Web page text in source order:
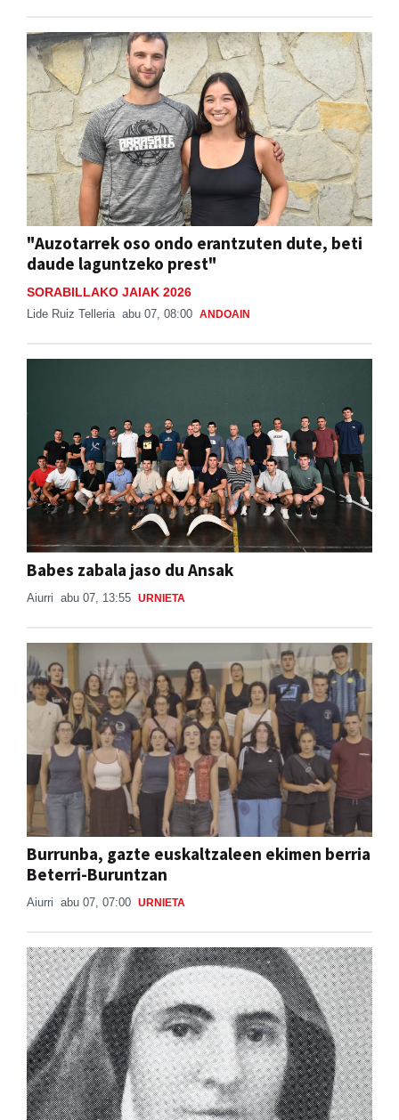
"Auzotarrek oso ondo erantzuten dute, beti
daude laguntzeko prest"
SORABILLAKO JAIAK 2026
Lide Ruiz Telleria abu 07, 08:00 ANDOAIN
Babes zabala jaso du Ansak
Aiurri abu 07, 13:55 URNIETA
Burrunba, gazte euskaltzaleen ekimen berria
Beterri-Buruntzan
Aiurri abu 07, 07:00 URNIETA